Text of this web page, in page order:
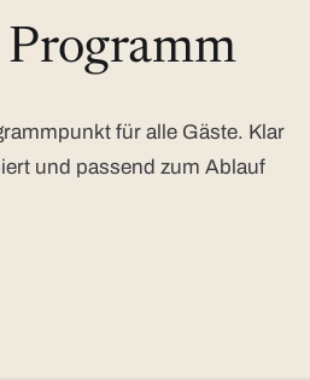
für alle Gäste. Klar
und passend zum Ablauf